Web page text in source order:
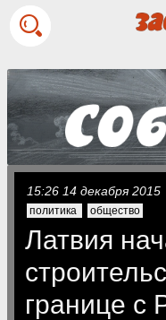
15:26 14 декабря 2015
политика общество
Латвия
границе с